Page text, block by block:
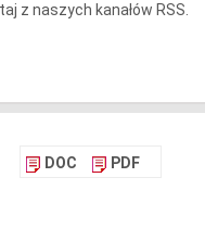
z naszych kanałów RSS.
DOC PDF